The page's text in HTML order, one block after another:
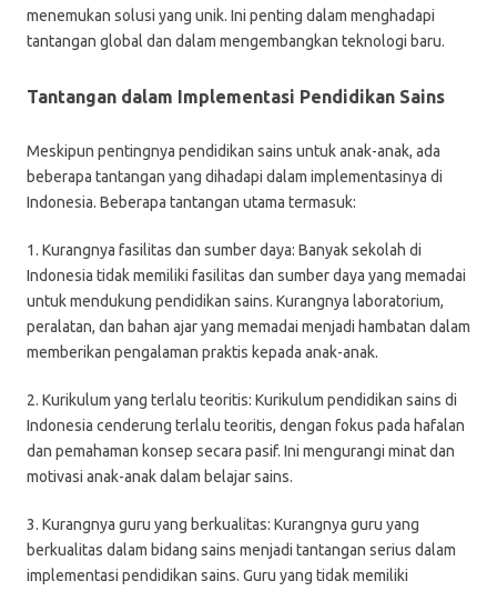
menemukan solusi yang unik. Ini penting dalam menghadapi
tantangan global dan dalam mengembangkan teknologi baru.
Tantangan dalam Implementasi Pendidikan Sains
Meskipun pentingnya pendidikan sains untuk anak-anak, ada
beberapa tantangan yang dihadapi dalam implementasinya di
Indonesia. Beberapa tantangan utama termasuk:
1. Kurangnya fasilitas dan sumber daya: Banyak sekolah di
Indonesia tidak memiliki fasilitas dan sumber daya yang memadai
untuk mendukung pendidikan sains. Kurangnya laboratorium,
peralatan, dan bahan ajar yang memadai menjadi hambatan dalam
memberikan pengalaman praktis kepada anak-anak.
2. Kurikulum yang terlalu teoritis: Kurikulum pendidikan sains di
Indonesia cenderung terlalu teoritis, dengan fokus pada hafalan
dan pemahaman konsep secara pasif. Ini mengurangi minat dan
motivasi anak-anak dalam belajar sains.
3. Kurangnya guru yang berkualitas: Kurangnya guru yang
berkualitas dalam bidang sains menjadi tantangan serius dalam
implementasi pendidikan sains. Guru yang tidak memiliki